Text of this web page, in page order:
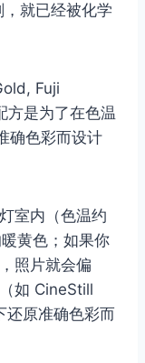
就已经被化学
Fuji
方是为了在色温
确色彩而设计
室内（色温约
黄色；如果你
照片就会偏
如 CineStill
还原准确色彩而